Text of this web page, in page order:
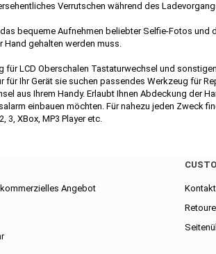
Verrutschen während des
bequeme Aufnehmen beliebter Selfie-Fotos
Hand gehalten werden muss.
für LCD Oberschalen Tastaturwechsel und
für Ihr Gerät sie suchen passendes Werkzeug für
aus Ihrem Handy. Erlaubt Ihnen Abdeckung der
einbauen möchten. Für nahezu jeden Zweck
3, XBox, MP3 Player etc.
Angebot
Kontakt